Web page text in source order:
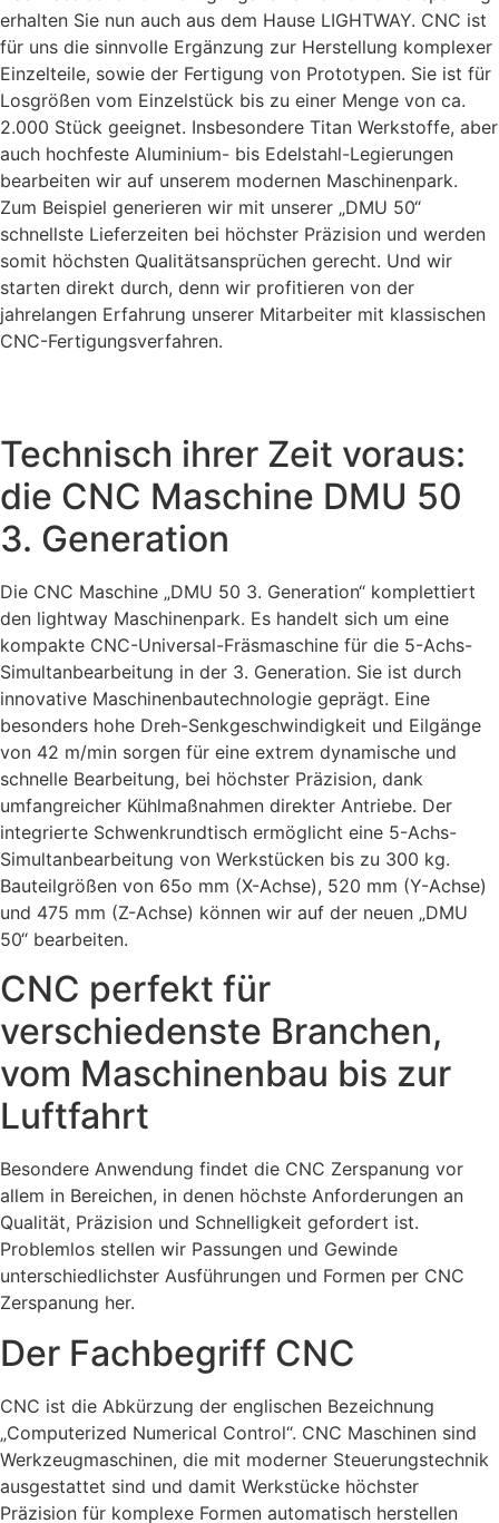
erhalten Sie nun auch aus dem Hause LIGHTWAY. CNC ist
für uns die sinnvolle Ergänzung zur Herstellung komplexer
Einzelteile, sowie der Fertigung von Prototypen. Sie ist für
Losgrößen vom Einzelstück bis zu einer Menge von ca.
2.000 Stück geeignet. Insbesondere Titan Werkstoffe, aber
auch hochfeste Aluminium- bis Edelstahl-Legierungen
bearbeiten wir auf unserem modernen Maschinenpark.
Zum Beispiel generieren wir mit unserer „DMU 50“
schnellste Lieferzeiten bei höchster Präzision und werden
somit höchsten Qualitätsansprüchen gerecht. Und wir
starten direkt durch, denn wir profitieren von der
jahrelangen Erfahrung unserer Mitarbeiter mit klassischen
CNC-Fertigungsverfahren.
Technisch ihrer Zeit voraus:
die CNC Maschine DMU 50
3. Generation
Die CNC Maschine „DMU 50 3. Generation“ komplettiert
den lightway Maschinenpark. Es handelt sich um eine
kompakte CNC-Universal-Fräsmaschine für die 5-Achs-
Simultanbearbeitung in der 3. Generation. Sie ist durch
innovative Maschinenbautechnologie geprägt. Eine
besonders hohe Dreh-Senkgeschwindigkeit und Eilgänge
von 42 m/min sorgen für eine extrem dynamische und
schnelle Bearbeitung, bei höchster Präzision, dank
umfangreicher Kühlmaßnahmen direkter Antriebe. Der
integrierte Schwenkrundtisch ermöglicht eine 5-Achs-
Simultanbearbeitung von Werkstücken bis zu 300 kg.
Bauteilgrößen von 65o mm (X-Achse), 520 mm (Y-Achse)
und 475 mm (Z-Achse) können wir auf der neuen „DMU
50“ bearbeiten.
CNC perfekt für
verschiedenste Branchen,
vom Maschinenbau bis zur
Luftfahrt
Besondere Anwendung findet die CNC Zerspanung vor
allem in Bereichen, in denen höchste Anforderungen an
Qualität, Präzision und Schnelligkeit gefordert ist.
Problemlos stellen wir Passungen und Gewinde
unterschiedlichster Ausführungen und Formen per CNC
Zerspanung her.
Der Fachbegriff CNC
CNC ist die Abkürzung der englischen Bezeichnung
„Computerized Numerical Control“. CNC Maschinen sind
Werkzeugmaschinen, die mit moderner Steuerungstechnik
ausgestattet sind und damit Werkstücke höchster
Präzision für komplexe Formen automatisch herstellen